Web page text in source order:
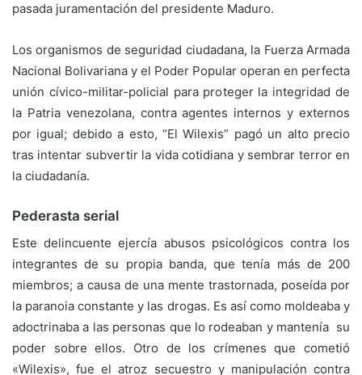
pasada juramentación del presidente Maduro.
Los organismos de seguridad ciudadana, la Fuerza Armada
Nacional Bolivariana y el Poder Popular operan en perfecta
unión cívico-militar-policial para proteger la integridad de
la Patria venezolana, contra agentes internos y externos
por igual; debido a esto, “El Wilexis” pagó un alto precio
tras intentar subvertir la vida cotidiana y sembrar terror en
la ciudadanía.
Pederasta serial
Este delincuente ejercía abusos psicológicos contra los
integrantes de su propia banda, que tenía más de 200
miembros; a causa de una mente trastornada, poseída por
la paranoia constante y las drogas. Es así como moldeaba y
adoctrinaba a las personas que lo rodeaban y mantenía su
poder sobre ellos. Otro de los crímenes que cometió
«Wilexis», fue el atroz secuestro y manipulación contra